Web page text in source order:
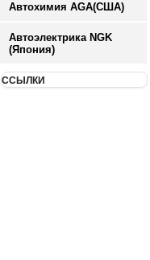
Автохимия AGA(США)
Автоэлектрика NGK
(Япония)
ССЫЛКИ